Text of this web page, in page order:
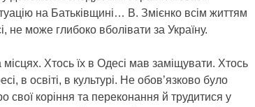
на Батьківщині… В. Змієнко всім життям
може глибоко вболівати за Україну.
Хтось їх в Одесі мав заміщувати. Хтось
в освіті, в культурі. Не обов’язково було
свої коріння та переконання й трудитися у